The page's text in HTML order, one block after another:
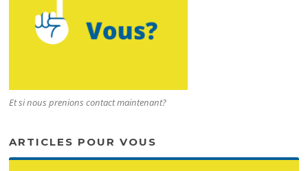
Et si nous prenions contact maintenant?
ARTICLES POUR VOUS